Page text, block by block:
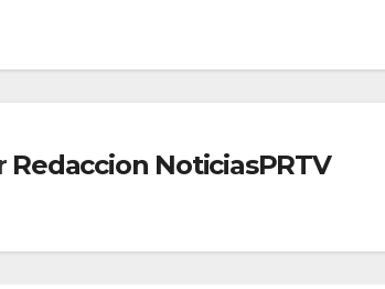
Redaccion NoticiasPRTV